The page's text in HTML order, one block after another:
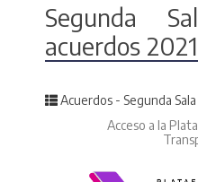
Segunda
acuerdos
Posted in
Acuerdos - Segunda Sala
Acceso a la